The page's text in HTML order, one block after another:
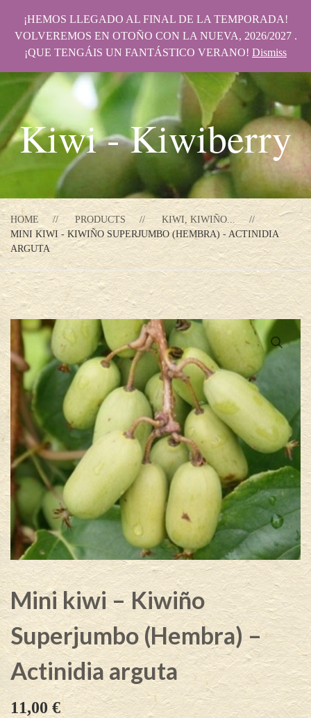
Kiwi - Kiwiberry
HOME PRODUCTS
KIWI, KIWIÑO...
MINI KIWI - KIWIÑO SUPERJUMBO (HEMBRA) - ACTINIDIA
ARGUTA
Mini kiwi – Kiwiño
Superjumbo (Hembra) –
Actinidia arguta
11,00€
¡HEMOS LLEGADO AL FINAL DE LA TEMPORADA!
VOLVEREMOS EN OTOÑO CON LA NUEVA, 2026/2027 .
¡QUE TENGÁIS UN FANTÁSTICO VERANO! Dismiss